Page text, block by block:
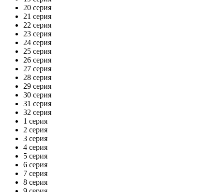
20 серия
21 серия
22 серия
23 серия
24 серия
25 серия
26 серия
27 серия
28 серия
29 серия
30 серия
31 серия
32 серия
1 серия
2 серия
3 серия
4 серия
5 серия
6 серия
7 серия
8 серия